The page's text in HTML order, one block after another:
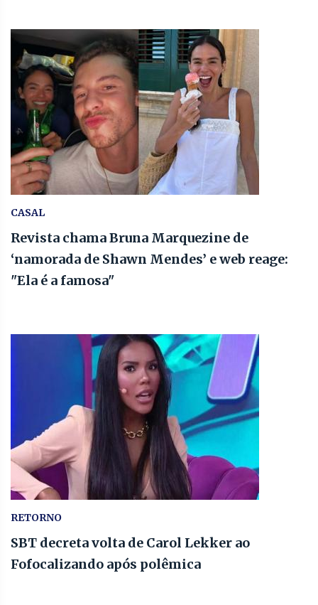
CASAL
Revista chama Bruna Marquezine de
‘namorada de Shawn Mendes’ e web reage:
"Ela é a famosa"
RETORNO
SBT decreta volta de Carol Lekker ao
Fofocalizando após polêmica